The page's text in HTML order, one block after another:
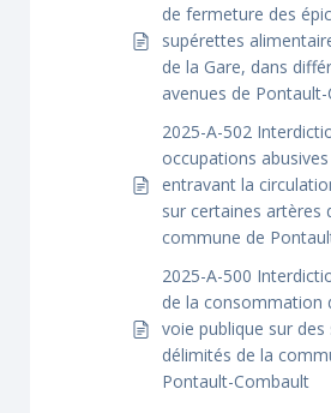
de fermeture des
supérettes
de la Gare, dans
avenues de
2025-A-502
occupations
entravant la
sur certaines artères
commune de
2025-A-500
de la consommation
voie publique sur des
délimités de la
Pontault-Combault